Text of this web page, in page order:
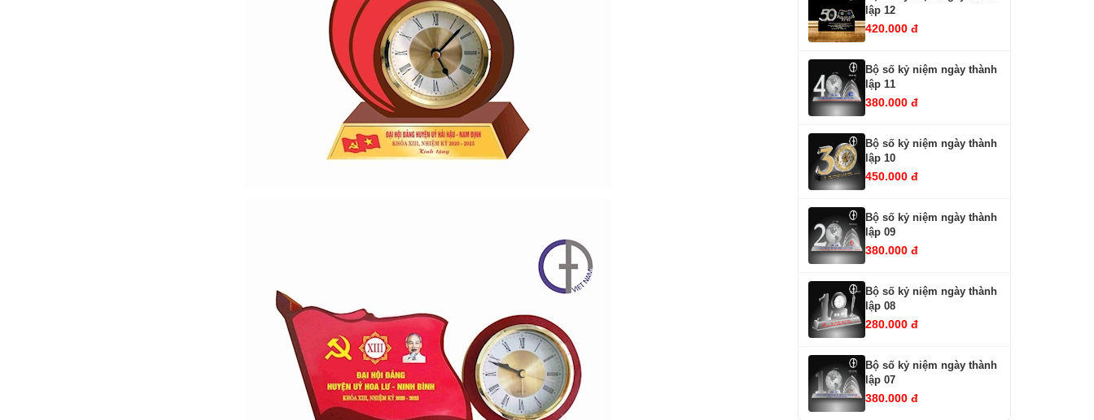
lập 12
420.000 đ
Bộ số kỷ niệm ngày thành
lập 11
380.000 đ
Bộ số kỷ niệm ngày thành
lập 10
450.000 đ
Bộ số kỷ niệm ngày thành
lập 09
380.000 đ
Bộ số kỷ niệm ngày thành
lập 08
280.000 đ
Bộ số kỷ niệm ngày thành
lập 07
380.000 đ